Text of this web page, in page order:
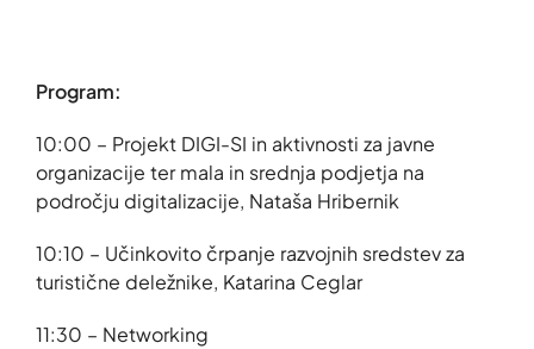
Program:
10:00 – Projekt DIGI-SI in aktivnosti za javne
organizacije ter mala in srednja podjetja na
področju digitalizacije, Nataša Hribernik
10:10 – Učinkovito črpanje razvojnih sredstev za
turistične deležnike, Katarina Ceglar
11:30 – Networking